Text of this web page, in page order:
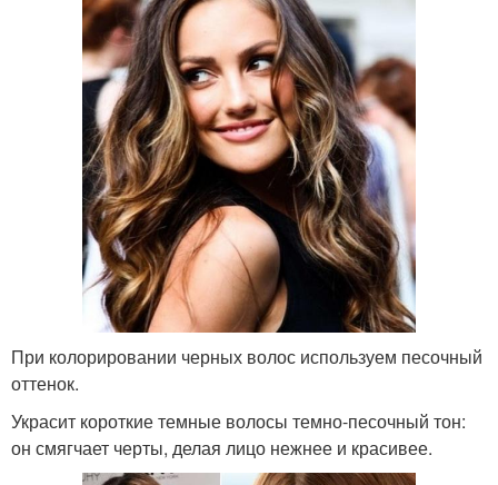
При колорировании черных волос используем песочный
оттенок.
Украсит короткие темные волосы темно-песочный тон:
он смягчает черты, делая лицо нежнее и красивее.